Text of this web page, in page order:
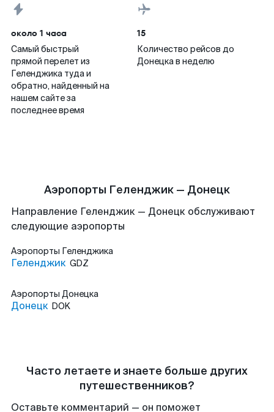
около 1 часа
Самый быстрый
прямой перелет из
Геленджика туда и
обратно, найденный на
нашем сайте за
последнее время
15
Количество рейсов до
Донецка в неделю
Аэропорты Геленджик — Донецк
Направление Геленджик — Донецк обслуживают
следующие аэропорты
Аэропорты Геленджика
Геленджик GDZ
Аэропорты Донецка
Донецк DOK
Часто летаете и знаете больше других
путешественников?
Оставьте комментарий — он поможет